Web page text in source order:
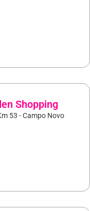
Shopping
53 - Campo Novo